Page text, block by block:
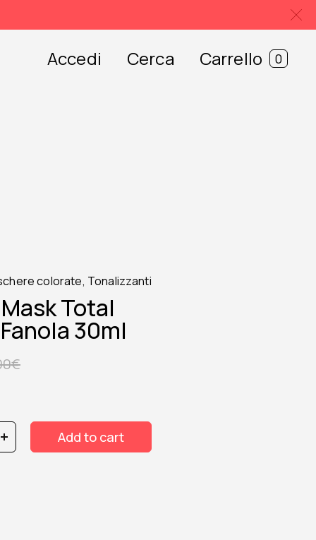
Accedi Cerca Carrello 0
colorate, Tonalizzanti
Total
30ml
€
Add to cart